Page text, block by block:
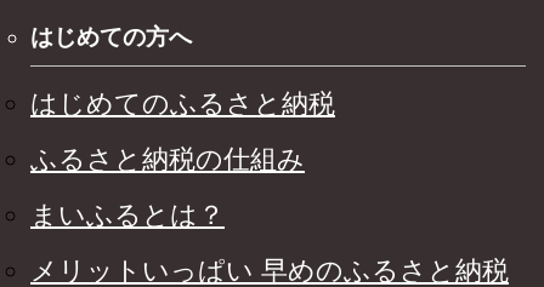
はじめての方へ
はじめてのふるさと納税
ふるさと納税の仕組み
まいふるとは？
メリットいっぱい 早めのふるさと納税